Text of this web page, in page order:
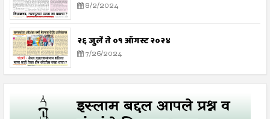
8/2/2024
२६ जुलै ते ०१ ऑगस्ट २०२४
7/26/2024